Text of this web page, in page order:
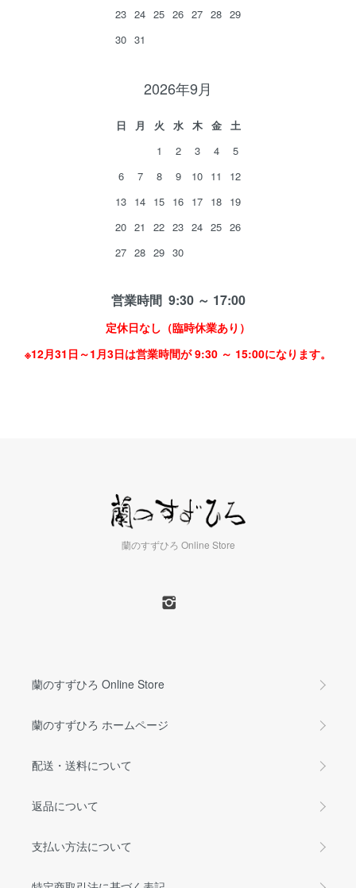
23 24 25 26 27 28 29
30 31
2026年9月
日 月 火 水 木 金
土
1
2 3 4
5
6
7 8 9 10 11
12
13 14 15 16 17 18 19
20 21 22 23 24 25 26
27 28 29 30
営業時間 9:30 ～ 17:00
定休日なし（臨時休業あり）
※12月31日～1月3日は営業時間が 9:30 ～ 15:00になります。
蘭のすずひろ Online Store
蘭のすずひろ Online Store
蘭のすずひろ ホームページ
配送・送料について
返品について
支払い方法について